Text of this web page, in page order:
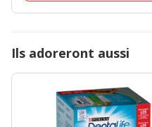
Ils adoreront aussi